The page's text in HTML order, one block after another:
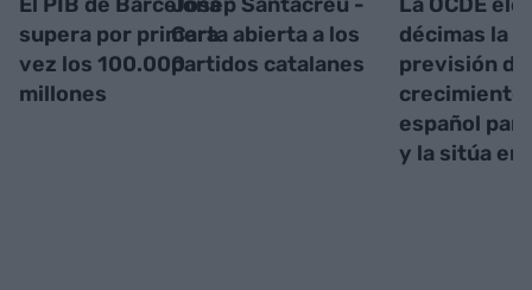
supera por primera
vez los 100.000
millones
Carta abierta a los
partidos catalanes
décimas la
previsión de
crecimiento
español
y la sitúa en